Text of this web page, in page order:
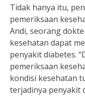
Tidak hanya itu,
pemeriksaan
Andi, seorang
kesehatan dapat
penyakit diabetes.
pemeriksaan
kondisi kesehatan
terjadinya penyakit